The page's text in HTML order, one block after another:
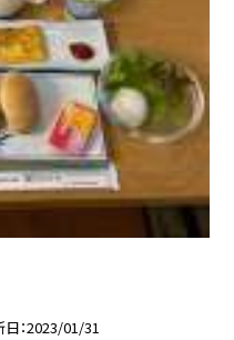
日 2023/01/31